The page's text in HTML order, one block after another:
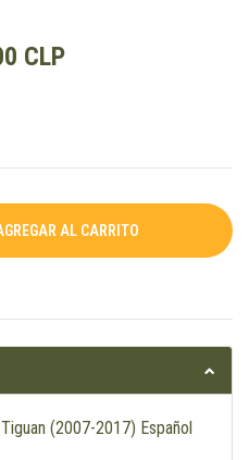
CLP
(2007-2017) Español